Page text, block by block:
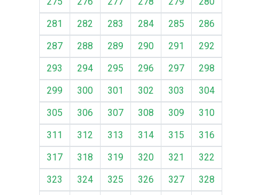
281
282 283 284 285
286
287
288 289 290 291
292
293
294 295 296 297
298
299
300 301 302 303
304
305
306 307 308 309
310
311
312 313 314 315
316
317
318 319 320 321
322
323
324 325 326 327
328